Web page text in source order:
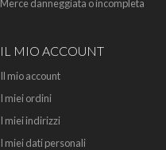
Merce danneggiata o incompleta
IL MIO ACCOUNT
Il mio account
I miei ordini
I miei indirizzi
I miei dati personali